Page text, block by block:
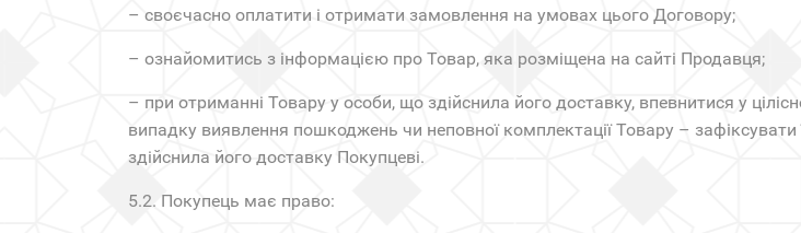
– своєчасно оплатити і отримати замовлення на умовах цього Договору;
– ознайомитись з інформацією про Товар, яка розміщена на сайті Продавця;
– при отриманні Товару у особи, що здійснила його доставку, впевнитися у
випадку виявлення пошкоджень чи неповної комплектації Товару –
здійснила його доставку Покупцеві.
5.2. Покупець має право: